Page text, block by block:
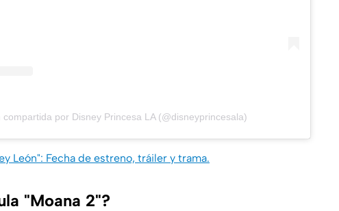
compartida por Disney Princesa LA (@disneyprincesala)
León": Fecha de estreno, tráiler y trama.
"Moana 2"?